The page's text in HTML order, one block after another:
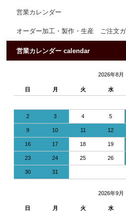
営業カレンダー
オーダー加工・製作・生産 ご注文
営業カレンダー calendar
2026年8月
日 月 火 水
2 3 4 5
9 10 11 12
16 17 18 19
23 24 25 26
30 31
2026年9月
日 月 火 水